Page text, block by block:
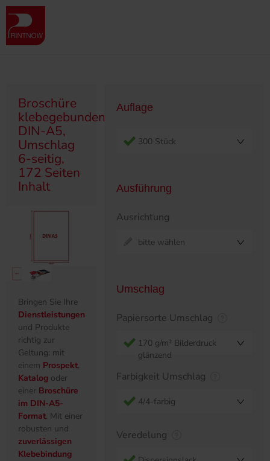
" >
Produktübersicht
Broschüre klebegebunden, DIN-A5, Umschlag 6-seitig, 172 Seiten
Inhalt
Broschüre
klebegebunden,
DIN-A5,
Umschlag
6-seitig,
172 Seiten
Inhalt
Bringen Sie Ihre
Dienstleistungen
und Produkte
richtig zur
Geltung: mit
einem Prospekt,
Katalog oder
einer Broschüre
im DIN-A5-
Format. Mit einer
robusten und
zuverlässigen
Klebebindung
Auflage
300 Stück
Ausführung
Ausrichtung
bitte wählen
Umschlag
Papiersorte Umschlag
170 g/m² Bilderdruck
glänzend
Farbigkeit Umschlag
4/4-farbig
Veredelung